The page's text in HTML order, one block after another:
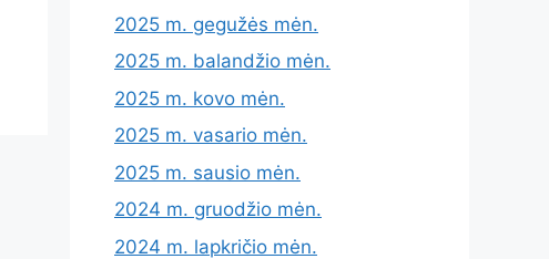
2025 m. gegužės mėn.
2025 m. balandžio mėn.
2025 m. kovo mėn.
2025 m. vasario mėn.
2025 m. sausio mėn.
2024 m. gruodžio mėn.
2024 m. lapkričio mėn.